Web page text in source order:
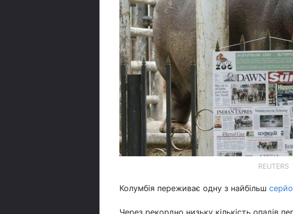
REUTERS
Колумбія переживає одну з найбільш
Через рекордно низьку кількість опадів